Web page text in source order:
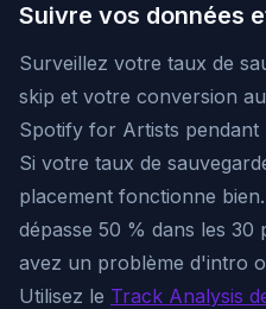
Suivre vos données
Surveillez votre taux de
skip et votre conversion
Spotify for Artists pendant
Si votre taux de
placement fonctionne
dépasse 50 % dans les 30
avez un problème d'intro
Utilisez le Track Analysis